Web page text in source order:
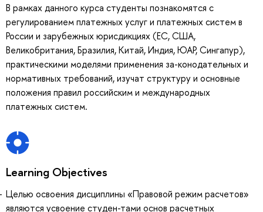
В рамках данного курса студенты познакомятся с
регулированием платежных услуг и платежных систем в
России и зарубежных юрисдикциях (ЕС, США,
Великобритания, Бразилия, Китай, Индия, ЮАР, Сингапур),
практическими моделями применения за-конодательных и
нормативных требований, изучат структуру и основные
положения правил российским и международных
платежных систем.
Learning Objectives
Целью освоения дисциплины «Правовой режим расчетов»
являются усвоение студен-тами основ расчетных